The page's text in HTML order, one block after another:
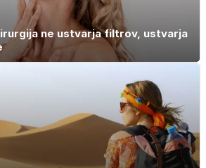
ne ustvarja filtrov, ustvarja